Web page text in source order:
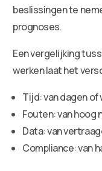
beslissingen te
prognoses.
Een vergelijking
werken laat het
Tijd: van dagen of
Fouten: van hoog
Data: van
Compliance: van